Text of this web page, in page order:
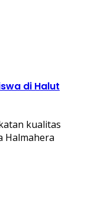
di Halut
kualitas
Halmahera